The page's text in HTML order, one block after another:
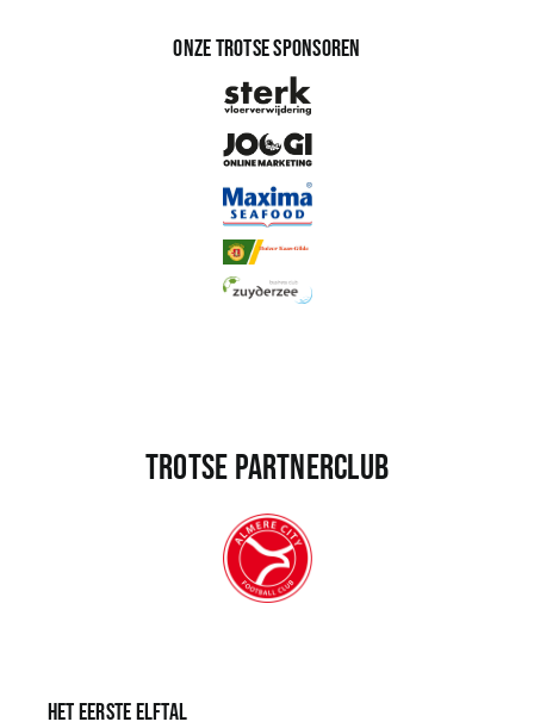
Onze trotse sponsoren
Trotse partnerclub
Het eerste elftal